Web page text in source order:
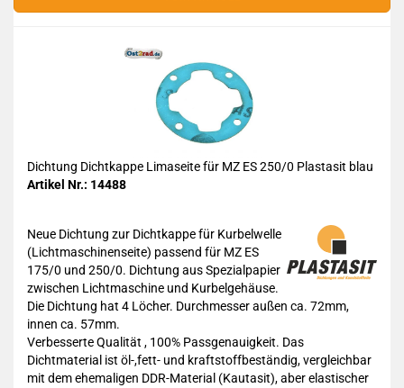
Dichtung Dichtkappe Limaseite für MZ ES 250/0 Plastasit blau
Artikel Nr.: 14488
Neue Dichtung zur Dichtkappe für Kurbelwelle
(Lichtmaschinenseite) passend für MZ ES
175/0 und 250/0. Dichtung aus Spezialpapier
zwischen Lichtmaschine und Kurbelgehäuse.
Die Dichtung hat 4 Löcher. Durchmesser außen ca. 72mm,
innen ca. 57mm.
Verbesserte Qualität , 100% Passgenauigkeit. Das
Dichtmaterial ist öl-,fett- und kraftstoffbeständig, vergleichbar
mit dem ehemaligen DDR-Material (Kautasit), aber elastischer